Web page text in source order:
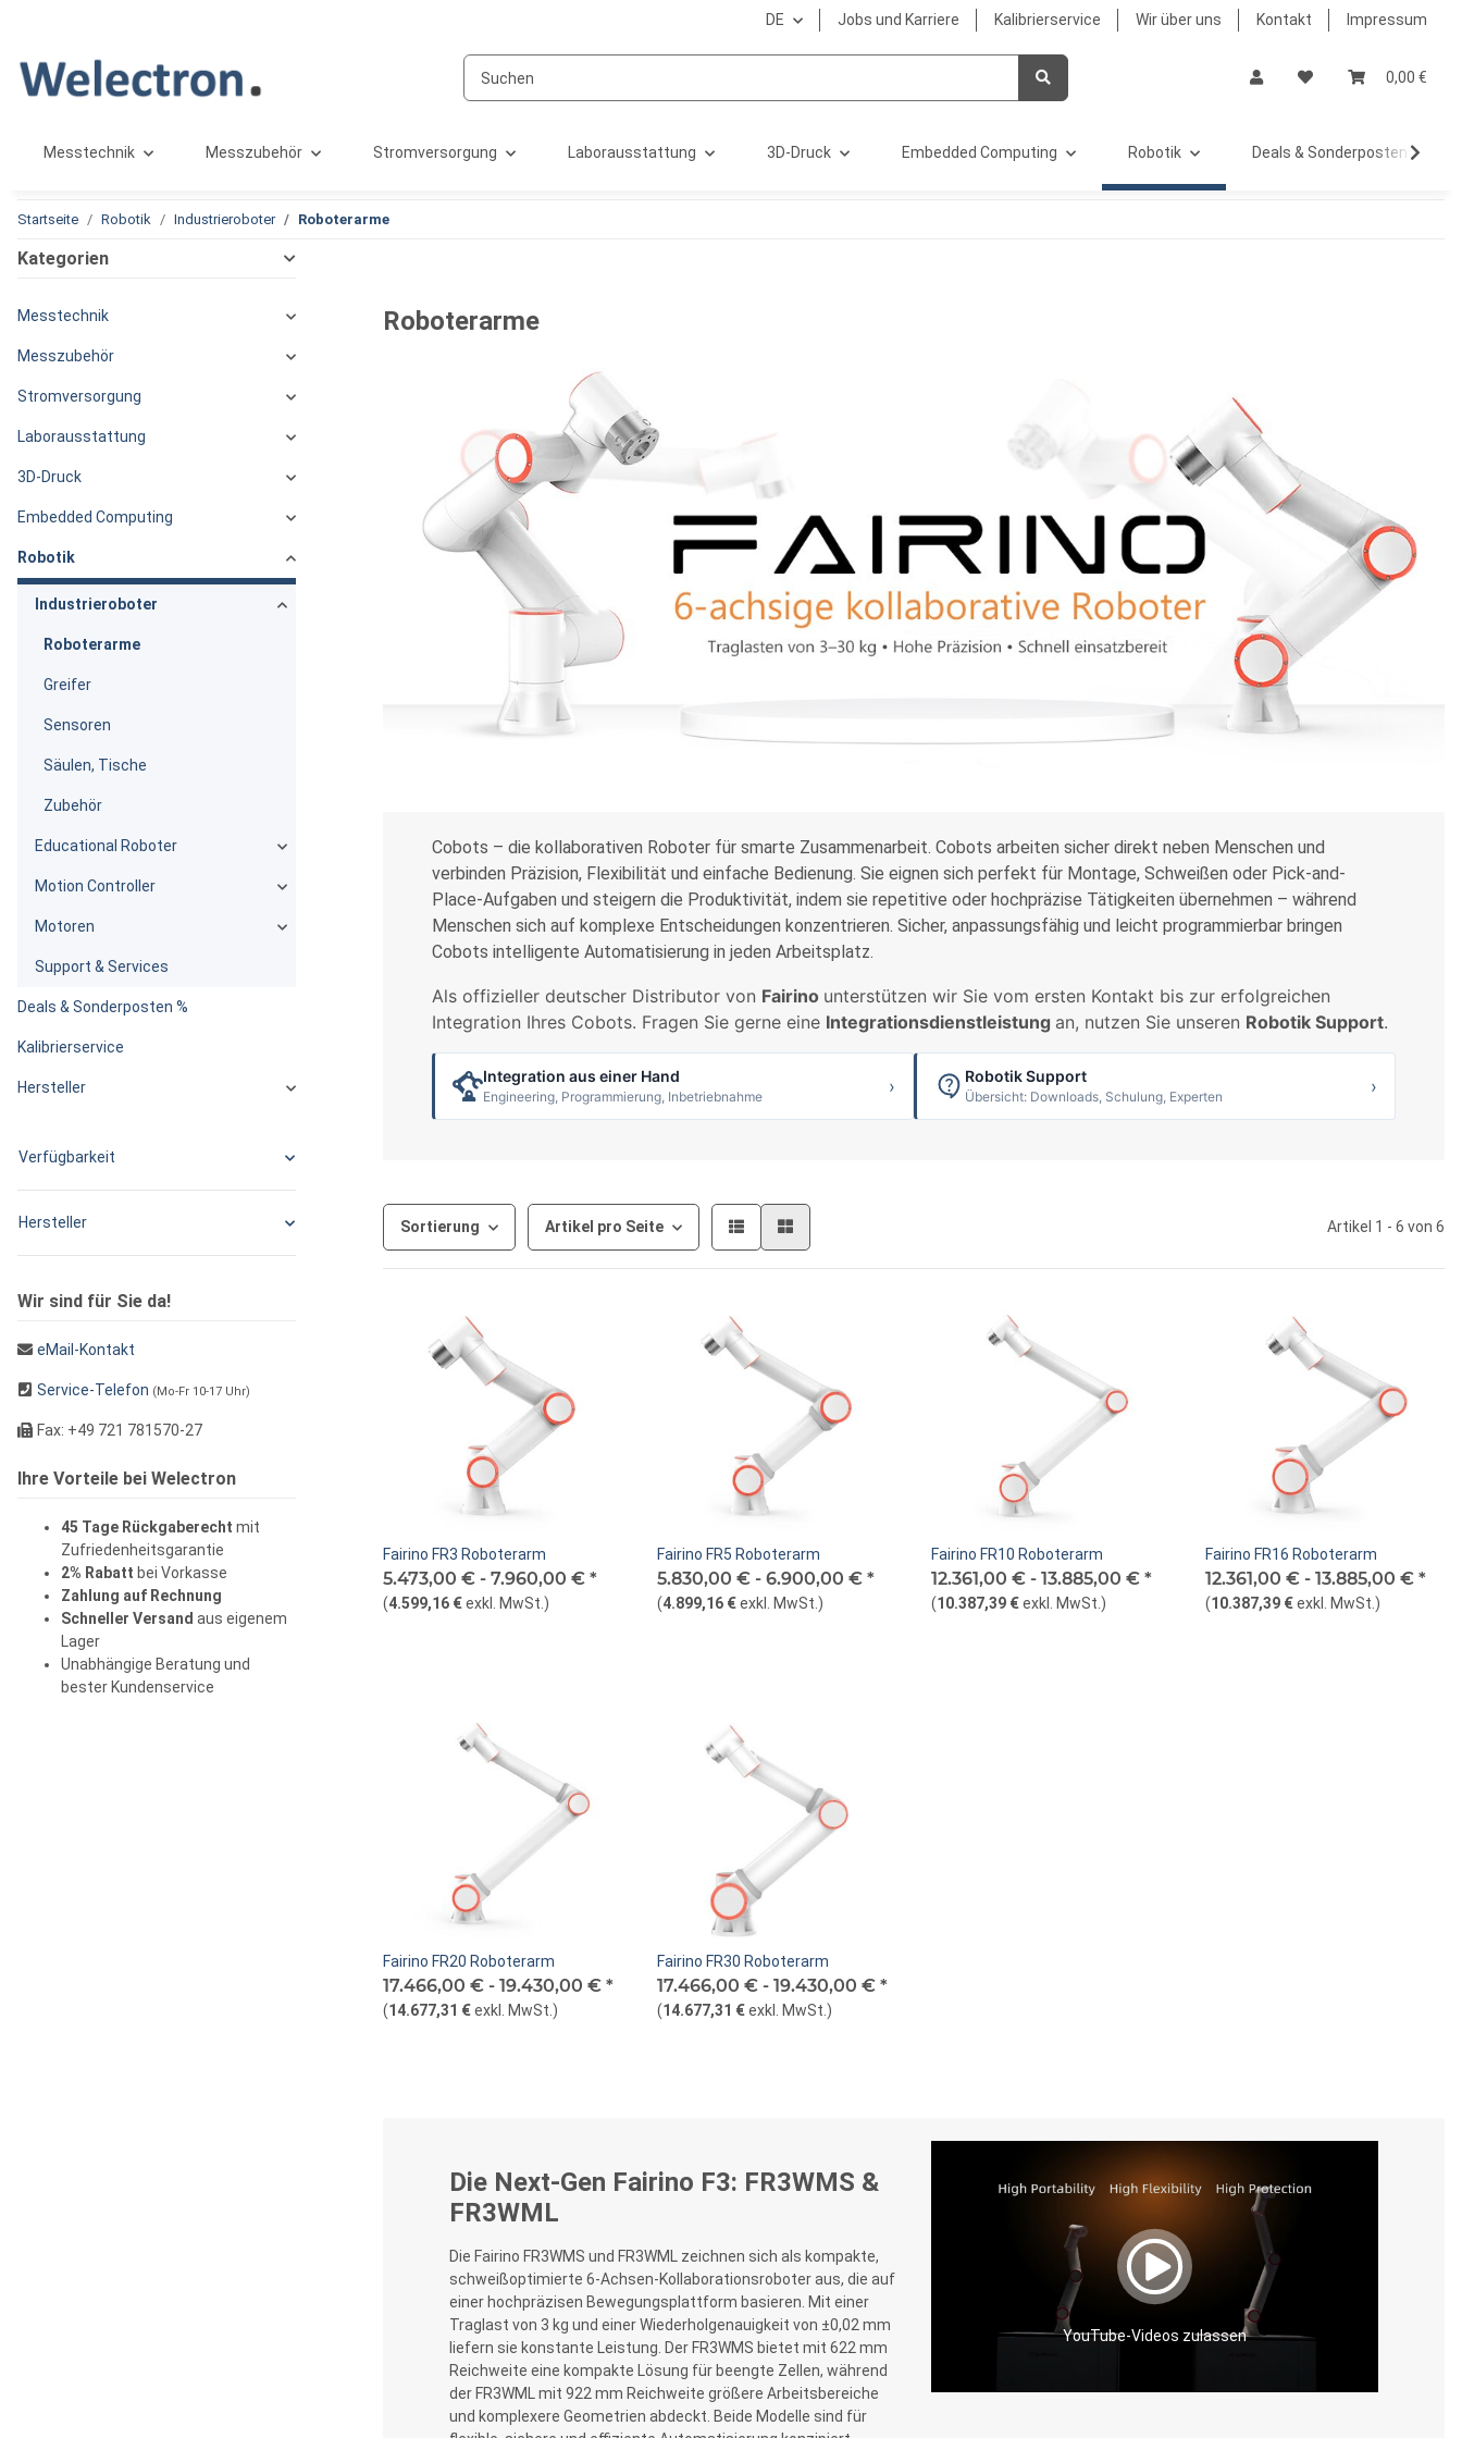
DE Jobs und Karriere Kalibrierservice Wir über uns Kontakt Impressum
0,00 €
Messtechnik Messzubehör Stromversorgung Laborausstattung 3D-Druck Embedded Computing Robotik Deals & Sonderposten %
Startseite Robotik Industrieroboter Roboterarme
Roboterarme
Cobots – die kollaborativen Roboter für smarte Zusammenarbeit. Cobots arbeiten sicher direkt neben Menschen und
verbinden Präzision, Flexibilität und einfache Bedienung. Sie eignen sich perfekt für Montage, Schweißen oder Pick-and-
Place-Aufgaben und steigern die Produktivität, indem sie repetitive oder hochpräzise Tätigkeiten übernehmen – während
Menschen sich auf komplexe Entscheidungen konzentrieren. Sicher, anpassungsfähig und leicht programmierbar bringen
Cobots intelligente Automatisierung in jeden Arbeitsplatz.
Als offizieller deutscher Distributor von Fairino unterstützen wir Sie vom ersten Kontakt bis zur erfolgreichen
Integration Ihres Cobots. Fragen Sie gerne eine Integrationsdienstleistung an, nutzen Sie unseren Robotik Support.
Integration aus einer Hand
Engineering, Programmierung, Inbetriebnahme › Robotik Support
Übersicht: Downloads, Schulung, Experten ›
Sortierung Artikel pro Seite Artikel 1 - 6 von 6
Fairino FR3 Roboterarm
5.473,00 € - 7.960,00 € *
(4.599,16 €exkl. MwSt.)
Fairino FR5 Roboterarm
5.830,00 € - 6.900,00 € *
(4.899,16 €exkl. MwSt.)
Fairino FR10 Roboterarm
12.361,00 € - 13.885,00 € *
(10.387,39 €exkl. MwSt.)
Fairino FR16 Roboterarm
12.361,00 € - 13.885,00 € *
(10.387,39 €exkl. MwSt.)
Fairino FR20 Roboterarm
17.466,00 € - 19.430,00 € *
(14.677,31 €exkl. MwSt.)
Fairino FR30 Roboterarm
17.466,00 € - 19.430,00 € *
(14.677,31 €exkl. MwSt.)
Die Next-Gen Fairino F3: FR3WMS &
FR3WML
Die Fairino FR3WMS und FR3WML zeichnen sich als kompakte,
schweißoptimierte 6-Achsen-Kollaborationsroboter aus, die auf
einer hochpräzisen Bewegungsplattform basieren. Mit einer
Traglast von 3 kg und einer Wiederholgenauigkeit von ±0,02 mm
liefern sie konstante Leistung. Der FR3WMS bietet mit 622 mm
Reichweite eine kompakte Lösung für beengte Zellen, während
der FR3WML mit 922 mm Reichweite größere Arbeitsbereiche
und komplexere Geometrien abdeckt. Beide Modelle sind für
YouTube-Videos zulassen
Kategorien
Messtechnik
Messzubehör
Stromversorgung
Laborausstattung
3D-Druck
Embedded Computing
Robotik
Industrieroboter
Roboterarme
Greifer
Sensoren
Säulen, Tische
Zubehör
Educational Roboter
Motion Controller
Motoren
Support & Services
Deals & Sonderposten %
Kalibrierservice
Hersteller
Verfügbarkeit
Hersteller
Wir sind für Sie da!
eMail-Kontakt
Service-Telefon (Mo-Fr 10-17 Uhr)
Fax: +49 721 781570-27
Ihre Vorteile bei Welectron
45 Tage Rückgaberecht mit
Zufriedenheitsgarantie
2% Rabatt bei Vorkasse
Zahlung auf Rechnung
Schneller Versand aus eigenem
Lager
Unabhängige Beratung und
bester Kundenservice